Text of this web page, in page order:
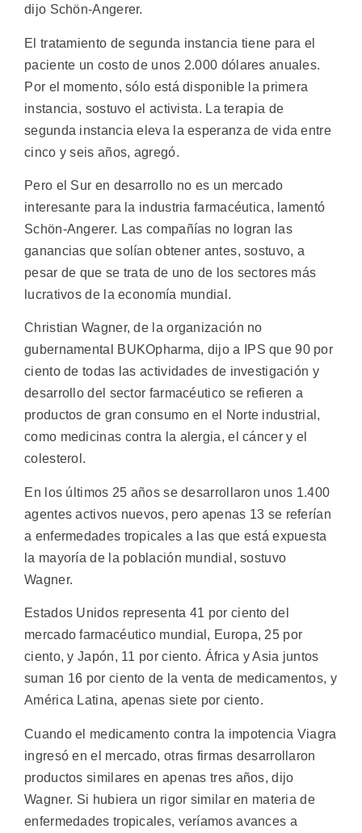
dijo Schön-Angerer.
El tratamiento de segunda instancia tiene para el
paciente un costo de unos 2.000 dólares anuales.
Por el momento, sólo está disponible la primera
instancia, sostuvo el activista. La terapia de
segunda instancia eleva la esperanza de vida entre
cinco y seis años, agregó.
Pero el Sur en desarrollo no es un mercado
interesante para la industria farmacéutica, lamentó
Schön-Angerer. Las compañías no logran las
ganancias que solían obtener antes, sostuvo, a
pesar de que se trata de uno de los sectores más
lucrativos de la economía mundial.
Christian Wagner, de la organización no
gubernamental BUKOpharma, dijo a IPS que 90 por
ciento de todas las actividades de investigación y
desarrollo del sector farmacéutico se refieren a
productos de gran consumo en el Norte industrial,
como medicinas contra la alergia, el cáncer y el
colesterol.
En los últimos 25 años se desarrollaron unos 1.400
agentes activos nuevos, pero apenas 13 se referían
a enfermedades tropicales a las que está expuesta
la mayoría de la población mundial, sostuvo
Wagner.
Estados Unidos representa 41 por ciento del
mercado farmacéutico mundial, Europa, 25 por
ciento, y Japón, 11 por ciento. África y Asia juntos
suman 16 por ciento de la venta de medicamentos, y
América Latina, apenas siete por ciento.
Cuando el medicamento contra la impotencia Viagra
ingresó en el mercado, otras firmas desarrollaron
productos similares en apenas tres años, dijo
Wagner. Si hubiera un rigor similar en materia de
enfermedades tropicales, veríamos avances a